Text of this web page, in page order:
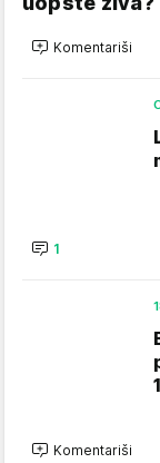
Komentariši
1
Komentariši